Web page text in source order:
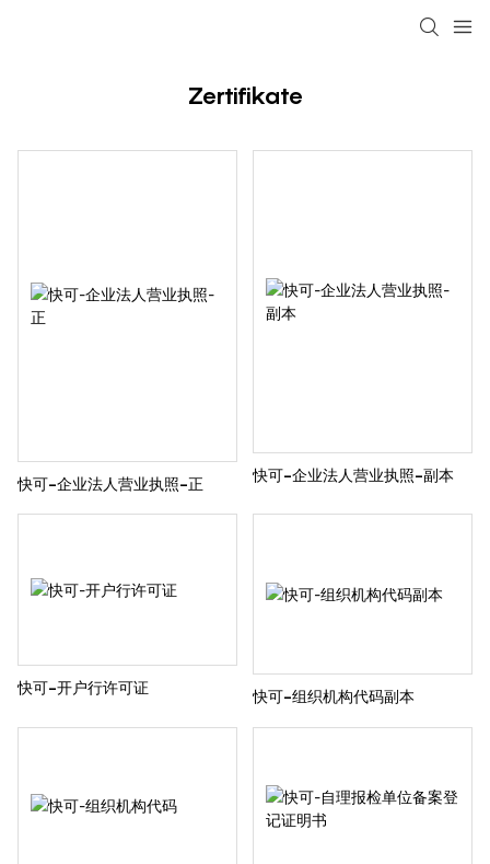
Zertifikate
快可-企业法人营业执照-正 快可-企业法人营业执照-副本
快可-开户行许可证 快可-组织机构代码副本